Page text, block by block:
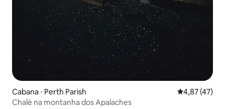
Cabana ⋅ Perth Parish 4,87 de uma
4,87 (47)
Chalé na montanha dos Apalaches